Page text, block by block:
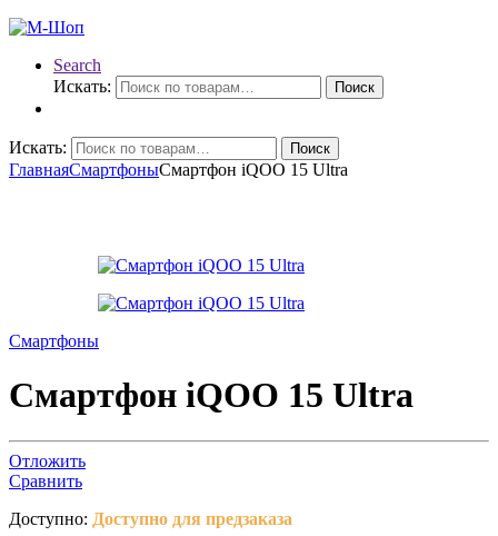
Search
Искать:
Поиск
Искать: Поиск
ГлавнаяСмартфоныСмартфон iQOO 15 Ultra
Смартфоны
Смартфон iQOO 15 Ultra
Отложить
Сравнить
Доступно: Доступно для предзаказа